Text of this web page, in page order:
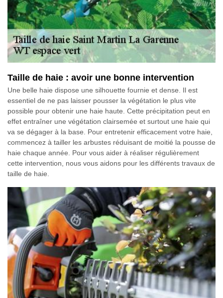
Taille de haie : avoir une bonne intervention
Une belle haie dispose une silhouette fournie et dense. Il est
essentiel de ne pas laisser pousser la végétation le plus vite
possible pour obtenir une haie haute. Cette précipitation peut en
effet entraîner une végétation clairsemée et surtout une haie qui
va se dégager à la base. Pour entretenir efficacement votre haie,
commencez à tailler les arbustes réduisant de moitié la pousse de
haie chaque année. Pour vous aider à réaliser régulièrement
cette intervention, nous vous aidons pour les différents travaux de
taille de haie.